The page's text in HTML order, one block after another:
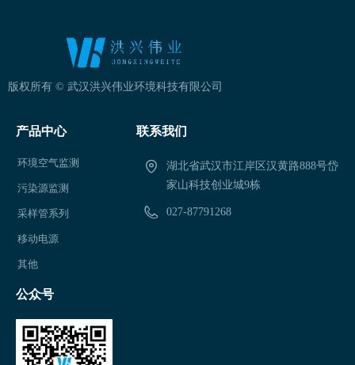
版权所有 © 武汉洪兴伟业环境科技有限公司
联系我们
湖北省武汉市江岸区汉黄路888号岱
家山科技创业城9栋
027-87791268
产品中心
环境空气监测
污染源监测
采样管系列
移动电源
其他
公众号